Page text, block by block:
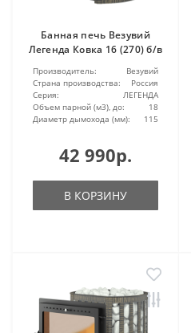
Банная печь Везувий
Легенда Ковка 16 (270) б/в
Производитель:
Везувий
Страна производства:
Россия
Серия:
ЛЕГЕНДА
Объем парной (м3), до:
18
Диаметр дымохода (мм):
115
42 990р.
В КОРЗИНУ